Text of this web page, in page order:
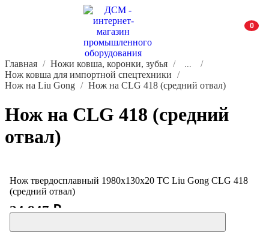
0
Главная Ножи ковша, коронки, зубья ...
Нож ковша для импортной спецтехники
Нож на Liu Gong
Нож на СLG 418 (средний отвал)
Нож на СLG 418 (средний
отвал)
Нож твердосплавный 1980х130х20 ТС Liu Gong СLG 418
(средний отвал)
24 847 ₽